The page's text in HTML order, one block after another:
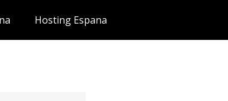
Hosting Espana